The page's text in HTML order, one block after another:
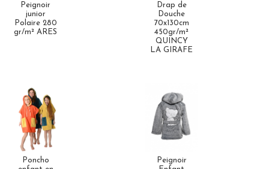
Peignoir
junior
Polaire 280
gr/m² ARES
Drap de
Douche
70x130cm
450gr/m²
QUINCY
LA GIRAFE
Poncho
Peignoir